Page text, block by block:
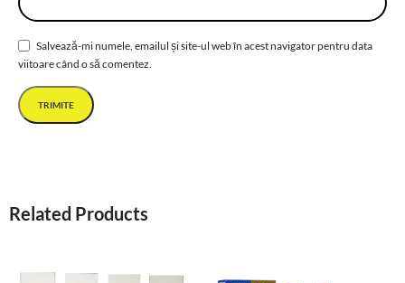
Salvează-mi numele, emailul și site-ul web în acest navigator pentru data
viitoare când o să comentez.
Related Products